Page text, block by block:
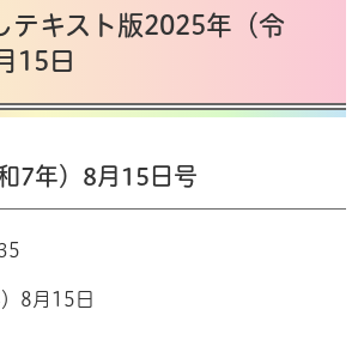
テキスト版2025年（令
15日
7年）8月15日号
8月15日